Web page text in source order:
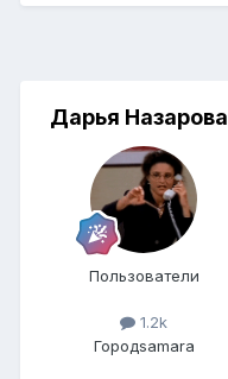
Дарья Назарова
Пользователи
1.2k
Городsamara